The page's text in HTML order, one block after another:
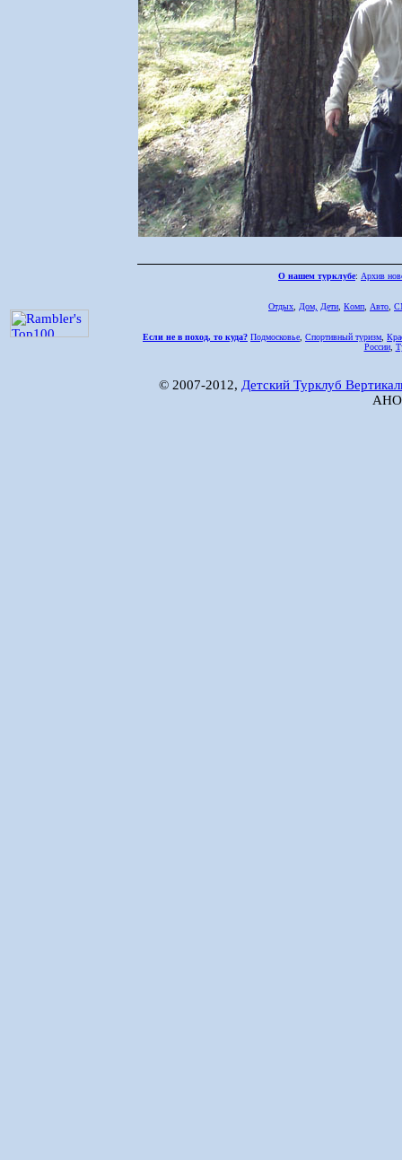
О нашем турклубе: Архив
Отдых Дом, Дети Комп Авто
Если не в поход, то куда? Подмосковье Спортивный туризм
России,
© 2007-2012, Детский Турклуб
АНО